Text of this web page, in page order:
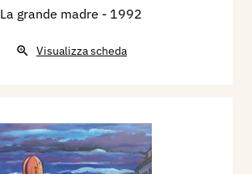
La grande madre - 1992
Visualizza scheda